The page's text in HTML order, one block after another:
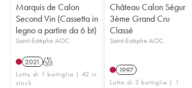
Marquis de Calon
Second Vin (Cassetta in
legno a partire da 6 bt)
Saint-Estèphe AOC
2021 T
Lotto di 1 bottiglia | 42 in
stock
Château Calon Ségur
3ème Grand Cru
Classé
Saint-Estèphe AOC
1997
Lotto di 3 bottiglie | 1